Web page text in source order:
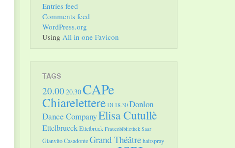
Entries feed
Comments feed
WordPress.org
Using All in one Favicon
TAGS
20.00 20.30CAPe
ChiarelettereDi 18.30Donlon
Dance CompanyElisa Cutullè
EttelbrueckEttelbrück Frauenbibliothek Saar
Gianvito CasadonteGrand Théâtrehairspray